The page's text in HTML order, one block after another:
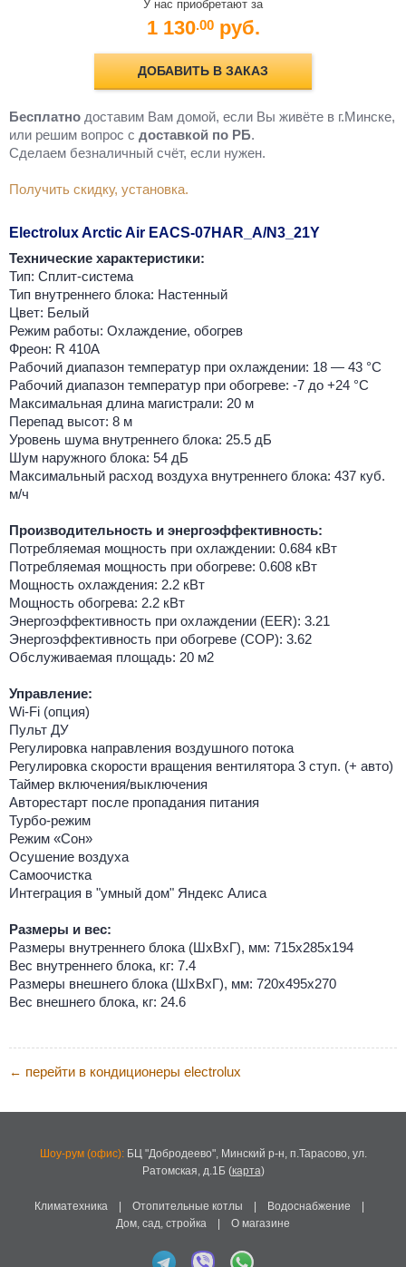
У нас приобретают за
1 130.00 руб.
ДОБАВИТЬ В ЗАКАЗ
Бесплатно доставим Вам домой, если Вы живёте в г.Минске,
или решим вопрос с доставкой по РБ.
Cделаем безналичный счёт, если нужен.
Получить скидку, установка.
Electrolux Arctic Air EACS-07HAR_A/N3_21Y
Технические характеристики:
Тип: Сплит-система
Тип внутреннего блока: Настенный
Цвет: Белый
Режим работы: Охлаждение, обогрев
Фреон: R 410A
Рабочий диапазон температур при охлаждении: 18 — 43 °C
Рабочий диапазон температур при обогреве: -7 до +24 °C
Максимальная длина магистрали: 20 м
Перепад высот: 8 м
Уровень шума внутреннего блока: 25.5 дБ
Шум наружного блока: 54 дБ
Максимальный расход воздуха внутреннего блока: 437 куб.
м/ч
Производительность и энергоэффективность:
Потребляемая мощность при охлаждении: 0.684 кВт
Потребляемая мощность при обогреве: 0.608 кВт
Мощность охлаждения: 2.2 кВт
Мощность обогрева: 2.2 кВт
Энергоэффективность при охлаждении (EER): 3.21
Энергоэффективность при обогреве (COP): 3.62
Обслуживаемая площадь: 20 м2
Управление:
Wi-Fi (опция)
Пульт ДУ
Регулировка направления воздушного потока
Регулировка скорости вращения вентилятора 3 ступ. (+ авто)
Таймер включения/выключения
Авторестарт после пропадания питания
Турбо-режим
Режим «Сон»
Осушение воздуха
Самоочистка
Интеграция в "умный дом" Яндекс Алиса
Размеры и вес:
Размеры внутреннего блока (ШхВхГ), мм: 715х285х194
Вес внутреннего блока, кг: 7.4
Размеры внешнего блока (ШхВхГ), мм: 720х495х270
Вес внешнего блока, кг: 24.6
← перейти в кондиционеры electrolux
Шоу-рум (офис):БЦ "Добродеево", Минский р-н, п.Тарасово, ул.
Ратомская, д.1Б(карта)
Климатехника| Отопительные котлы Водоснабжение
Дом, сад, стройка
О магазине